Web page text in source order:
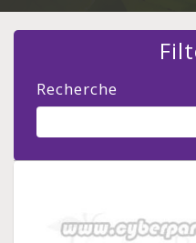
Recherche